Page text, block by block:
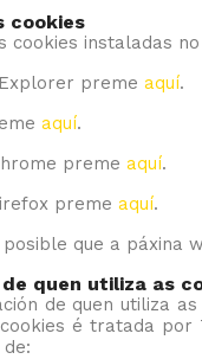
cookies
instaladas
preme aquí.
aquí.
preme aquí.
preme aquí.
que a páxina
quen utiliza as
de quen utiliza
é tratada por